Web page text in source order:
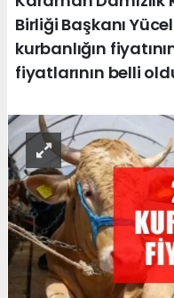
Birliği Başkanı
kurbanlığın
fiyatlarının belli